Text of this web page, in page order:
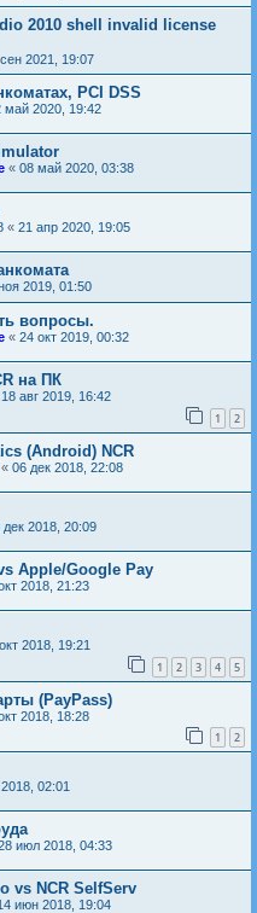
2010 shell invalid license
2021, 19:07
PCI DSS
май 2020, 19:42
« 08 май 2020, 03:38
« 21 апр 2020, 19:05
2019, 01:50
вопросы.
« 24 окт 2019, 00:32
на ПК
18 авг 2019, 16:42
1 2
(Android) NCR
« 06 дек 2018, 22:08
дек 2018, 20:09
Apple/Google Pay
2018, 21:23
2018, 19:21
1 2 3 4 5
(PayPass)
2018, 18:28
1 2
02:01
июл 2018, 04:33
vs NCR SelfServ
июн 2018, 19:04